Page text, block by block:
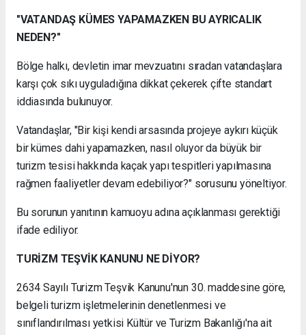
"VATANDAŞ KÜMES YAPAMAZKEN BU AYRICALIK
NEDEN?"
Bölge halkı, devletin imar mevzuatını sıradan vatandaşlara
karşı çok sıkı uyguladığına dikkat çekerek çifte standart
iddiasında bulunuyor.
Vatandaşlar, "Bir kişi kendi arsasında projeye aykırı küçük
bir kümes dahi yapamazken, nasıl oluyor da büyük bir
turizm tesisi hakkında kaçak yapı tespitleri yapılmasına
rağmen faaliyetler devam edebiliyor?" sorusunu yöneltiyor.
Bu sorunun yanıtının kamuoyu adına açıklanması gerektiği
ifade ediliyor.
TURİZM TEŞVİK KANUNU NE DİYOR?
2634 Sayılı Turizm Teşvik Kanunu'nun 30. maddesine göre,
belgeli turizm işletmelerinin denetlenmesi ve
sınıflandırılması yetkisi Kültür ve Turizm Bakanlığı'na ait